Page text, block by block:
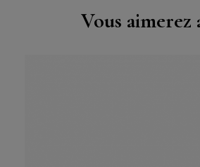
Vous aimerez